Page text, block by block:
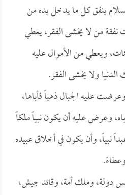
ينفق كل ما يدخل يده من
نفقة من لا يخشى الفقر، يعطي
ويعطي من الأموال عليه
ولا يخشى الفقر.
عليه الجبال ذهباً فأباها،
وعرض عليه أن يكون نبياً ملكاً
نبياً، وأن يكون في أخلاق عبيده
دولة، وملك أمة، وقائد جيش،